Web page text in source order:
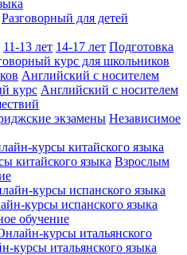
Разговорный для детей
11-13 лет 14-17 лет Подготовка
курс для школьников
Английский с носителем
курс Английский с носителем
экзамены Независимое
курсы китайского языка
китайского языка Взрослым
курсы испанского языка
курсы испанского языка
обучение
курсы итальянского
курсы итальянского языка